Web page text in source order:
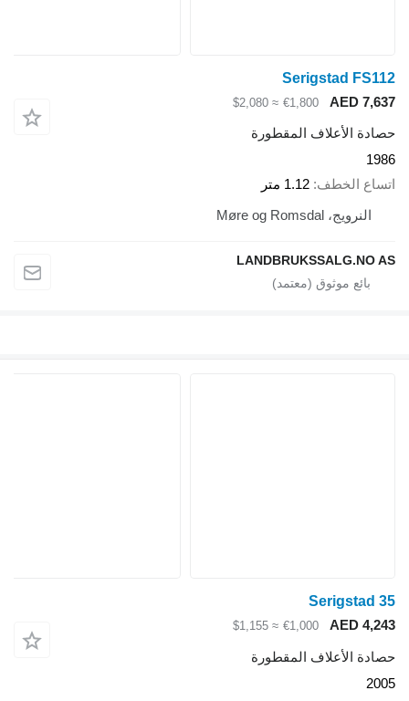
Serigstad FS112
AED 7,637
€1,800
≈ $2,080
حصادة الأعلاف المقطورة
1986
اتساع الخطف 1.12 متر
النرويج، Møre og Romsdal
LANDBRUKSSALG.NO AS
Serigstad 35
AED 4,243
€1,000
≈ $1,155
حصادة الأعلاف المقطورة
2005